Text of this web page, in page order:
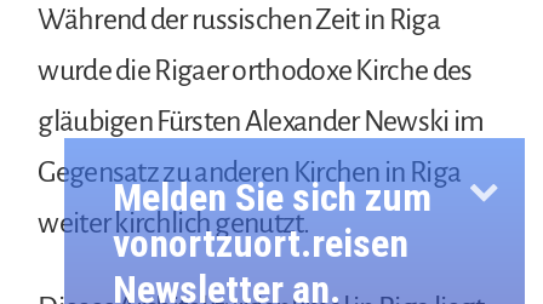
Während der russischen Zeit in Riga
wurde die Rigaer orthodoxe Kirche des
gläubigen Fürsten Alexander Newski im
Gegensatz zu anderen Kirchen in Riga
weiter kirchlich genutzt.
Melden Sie sich zum
vonortzuort.reisen
Newsletter an.